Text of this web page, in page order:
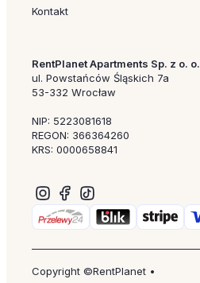
Kontakt
RentPlanet Apartments Sp. z o. o.
ul. Powstańców Śląskich 7a
53-332 Wrocław
NIP: 5223081618
REGON: 366364260
KRS: 0000658841
Copyright ©RentPlanet •